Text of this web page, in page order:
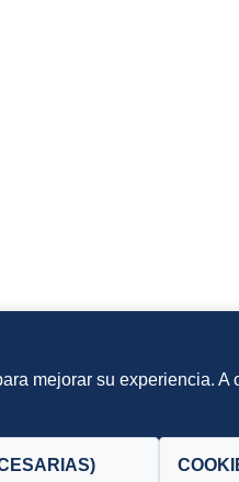
mejorar su experiencia.